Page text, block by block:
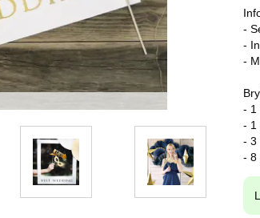
-
-
-
- 1
- 1
- 3
- 8